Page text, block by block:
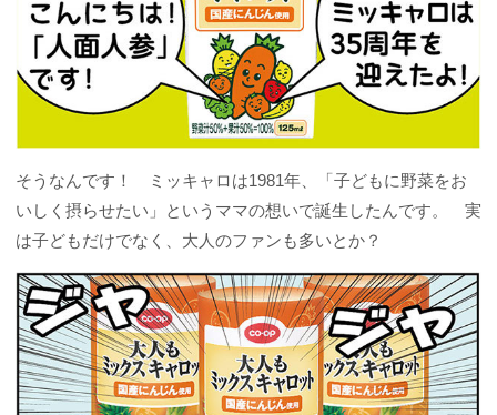
そうなんです！ ミッキャロは1981年、「子どもに野菜をお
いしく摂らせたい」というママの想いで誕生したんです。 実
は子どもだけでなく、大人のファンも多いとか？